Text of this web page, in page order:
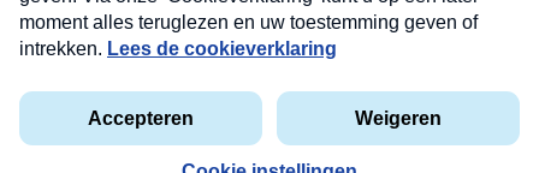
Privacyverklaring
Cookieverklaring
Kwetsbaarheid melden
Copyright © 2026 MAX Vandaag - Omroep MAX
Neem hier een gratis abonnement op onze
nieuwsbrief. Elke vrijdag- en dinsdagochtend in uw